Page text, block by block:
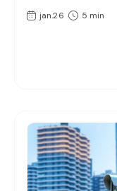
jan.26 5 min